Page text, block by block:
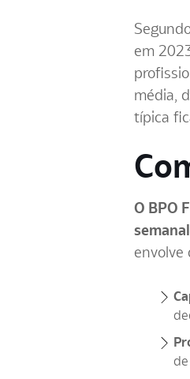
em
média,
típica
O BPO
envolve